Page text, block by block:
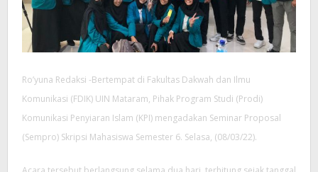
Ro’yuna Redaksi -Bertempat di Fakultas Dakwah dan Ilmu
Komunikasi (FDIK) UIN Mataram, Pihak Program Studi (Prodi)
Komunikasi Penyiaran Islam (KPI) mengadakan Seminar Proposal
(Sempro) Skripsi Mahasiswa Semester 6. Selasa, (08/03/22).